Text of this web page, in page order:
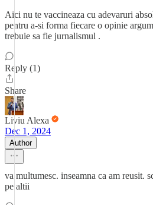
Aici nu te vaccineaza cu adevaruri
pentru a-si forma fiecare o opinie
trebuie sa fie jurnalismul .
Reply (1)
Share
Liviu Alexa
Dec 1, 2024
Author
va multumesc. inseamna ca am reusit.
pe altii